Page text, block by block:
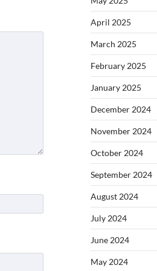
April 2025
March 2025
February 2025
January 2025
December 2024
November 2024
October 2024
September 2024
August 2024
July 2024
June 2024
May 2024